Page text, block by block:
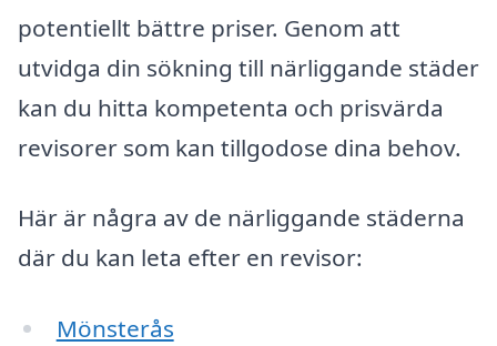
potentiellt bättre priser. Genom att
utvidga din sökning till närliggande städer
kan du hitta kompetenta och prisvärda
revisorer som kan tillgodose dina behov.
Här är några av de närliggande städerna
där du kan leta efter en revisor:
Mönsterås